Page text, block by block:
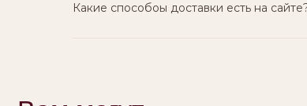
Какие способоы доставки есть на